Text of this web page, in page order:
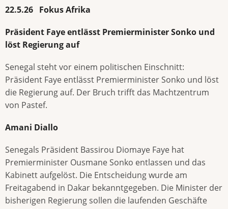
22.5.26 Fokus Afrika
Präsident Faye entlässt Premierminister Sonko und
löst Regierung auf
Senegal steht vor einem politischen Einschnitt:
Präsident Faye entlässt Premierminister Sonko und löst
die Regierung auf. Der Bruch trifft das Machtzentrum
von Pastef.
Amani Diallo
Senegals Präsident Bassirou Diomaye Faye hat
Premierminister Ousmane Sonko entlassen und das
Kabinett aufgelöst. Die Entscheidung wurde am
Freitagabend in Dakar bekanntgegeben. Die Minister der
bisherigen Regierung sollen die laufenden Geschäfte